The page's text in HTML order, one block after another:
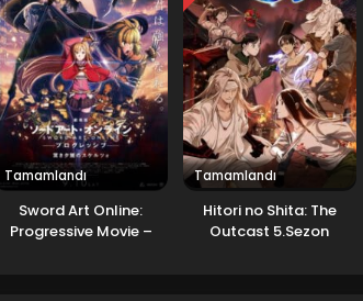
Tamamlandı
Sword Art Online:
Progressive Movie –
Tamamlandı
Hitori no Shita: The
Outcast 5.Sezon